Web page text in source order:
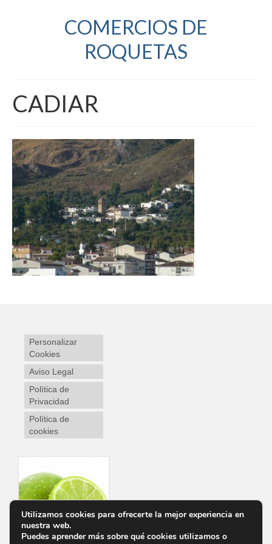
COMERCIOS DE
ROQUETAS
CADIAR
Personalizar
Cookies
Aviso Legal
Política de
Privacidad
Política de
cookies
Utilizamos cookies para ofrecerte la mejor experiencia en
nuestra web.
Puedes aprender más sobre qué cookies utilizamos o